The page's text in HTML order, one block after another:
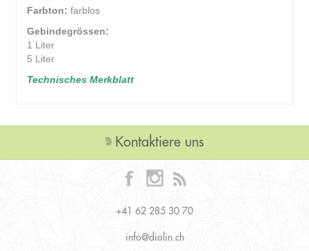
Farbton: farblos
Gebindegrössen:
1 Liter
5 Liter
Technisches Merkblatt
Kontaktiere uns
+41 62 285 30 70
info@diolin.ch